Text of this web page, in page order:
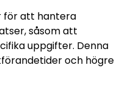
för att hantera
såsom att
uppgifter. Denna
och högre